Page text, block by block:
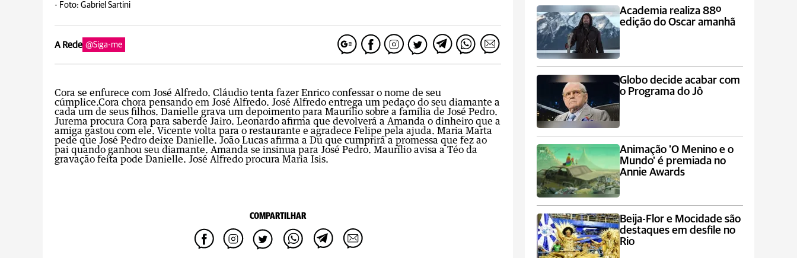
- Foto: Gabriel Sartini
A Rede @Siga-me
Cora se enfurece com José Alfredo. Cláudio tenta fazer Enrico confessar o nome de seu
cúmplice.Cora chora pensando em José Alfredo. José Alfredo entrega um pedaço do seu diamante a
cada um de seus filhos. Danielle grava um depoimento para Maurílio sobre a família de José Pedro.
Jurema procura Cora para saberde Jairo. Leonardo afirma que devolverá a Amanda o dinheiro que a
amiga gastou com ele. Vicente volta para o restaurante e agradece Felipe pela ajuda. Maria Marta
pede que José Pedro deixe Danielle. João Lucas afirma a Du que cumprirá a promessa que fez ao
pai quando ganhou seu diamante. Amanda se insinua para José Pedro. Maurílio avisa a Téo da
gravação feita pode Danielle. José Alfredo procura Maria Isis.
COMPARTILHAR
Academia realiza 88º
edição do Oscar amanhã
Globo decide acabar com
o Programa do Jô
Animação 'O Menino e o
Mundo' é premiada no
Annie Awards
Beija-Flor e Mocidade são
destaques em desfile no
Rio